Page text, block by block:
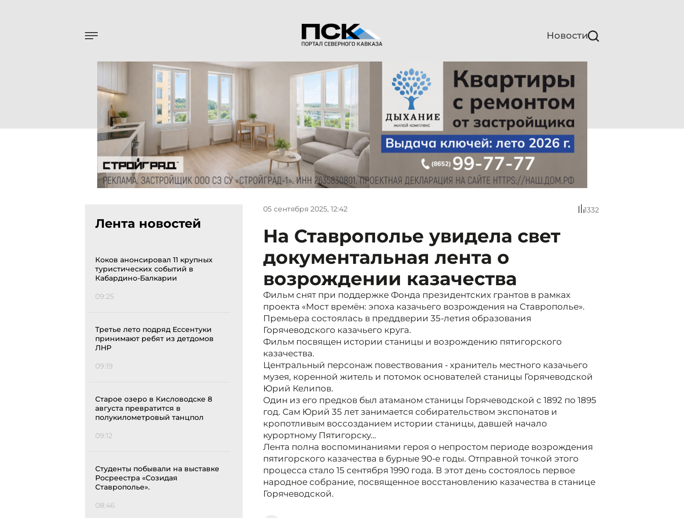
Новости
Лента новостей
Коков анонсировал 11 крупных
туристических событий в
Кабардино-Балкарии
09:25
Третье лето подряд Ессентуки
принимают ребят из детдомов
ЛНР
09:19
Старое озеро в Кисловодске 8
августа превратится в
полукилометровый танцпол
09:12
Студенты побывали на выставке
Росреестра «Созидая
Ставрополье».
08:46
05 сентября 2025, 12:42 1332
На Ставрополье увидела свет
документальная лента о
возрождении казачества
Фильм снят при поддержке Фонда президентских грантов в рамках
проекта «Мост времён: эпоха казачьего возрождения на Ставрополье».
Премьера состоялась в преддверии 35-летия образования
Горячеводского казачьего круга.
Фильм посвящен истории станицы и возрождению пятигорского
казачества.
Центральный персонаж повествования - хранитель местного казачьего
музея, коренной житель и потомок основателей станицы Горячеводской
Юрий Келипов.
Один из его предков был атаманом станицы Горячеводской с 1892 по 1895
год. Сам Юрий 35 лет занимается собирательством экспонатов и
кропотливым воссозданием истории станицы, давшей начало
курортному Пятигорску…
Лента полна воспоминаниями героя о непростом периоде возрождения
пятигорского казачества в бурные 90-е годы. Отправной точкой этого
процесса стало 15 сентября 1990 года. В этот день состоялось первое
народное собрание, посвященное восстановлению казачества в станице
Горячеводской.